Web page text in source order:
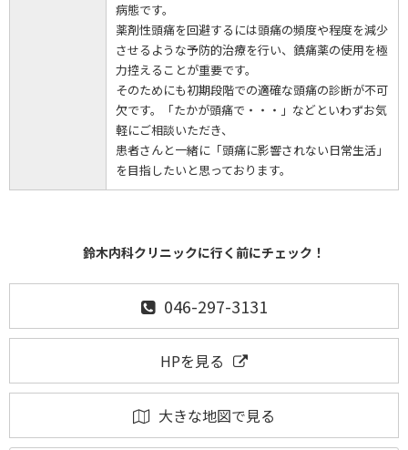
病態です。
薬剤性頭痛を回避するには頭痛の頻度や程度を減少
させるような予防的治療を行い、鎮痛薬の使用を極
力控えることが重要です。
そのためにも初期段階での適確な頭痛の診断が不可
欠です。「たかが頭痛で・・・」などといわずお気
軽にご相談いただき、
患者さんと一緒に「頭痛に影響されない日常生活」
を目指したいと思っております。
鈴木内科クリニックに行く前にチェック！
046-297-3131
HPを見る
大きな地図で見る